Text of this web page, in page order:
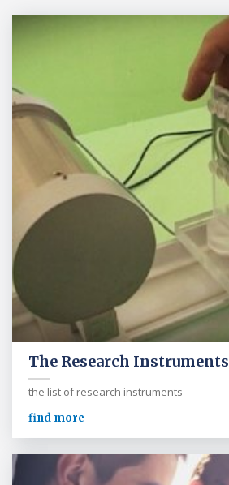
The Research Instruments
the list of research instruments
find more